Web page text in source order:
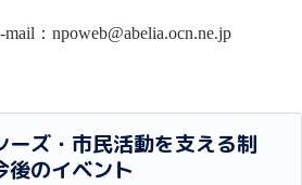
：npoweb@abelia.ocn.ne.jp
ズ・市民活動を支える制
後のイベント